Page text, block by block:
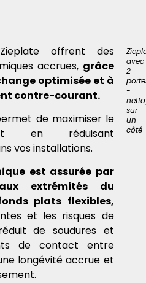
offrent des
accrues, grâce
optimisée et à
contre-courant.
de maximiser le
en réduisant
vos installations.
est assurée par
extrémités du
plats flexibles,
et les risques de
de soudures et
de contact entre
longévité accrue et
avec
2
-
sur
un
côté